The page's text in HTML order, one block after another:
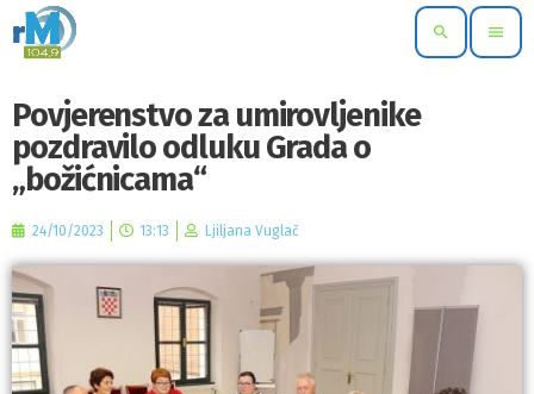
search menu
Povjerenstvo za umirovljenike
pozdravilo odluku Grada o
„božićnicama“
24/10/2023 13:13 Ljiljana Vuglač